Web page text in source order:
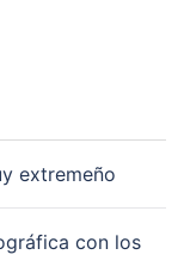
extremeño
con los